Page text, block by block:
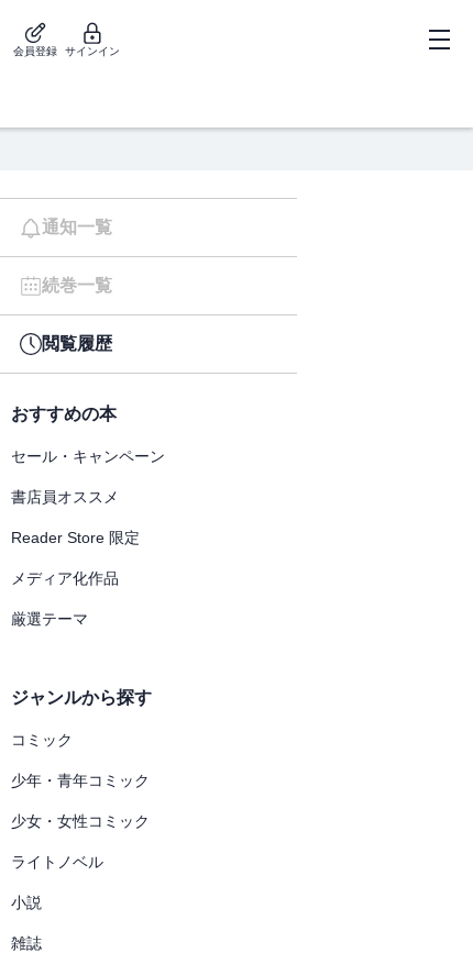
会員登録 サインイン
通知一覧
続巻一覧
閲覧履歴
おすすめの本
セール・キャンペーン
書店員オススメ
Reader Store 限定
メディア化作品
厳選テーマ
ジャンルから探す
コミック
少年・青年コミック
少女・女性コミック
ライトノベル
小説
雑誌